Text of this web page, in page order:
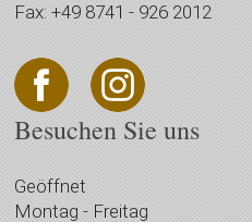
Fax: +49 8741 - 926 2012
Besuchen Sie uns
Geöffnet
Montag - Freitag